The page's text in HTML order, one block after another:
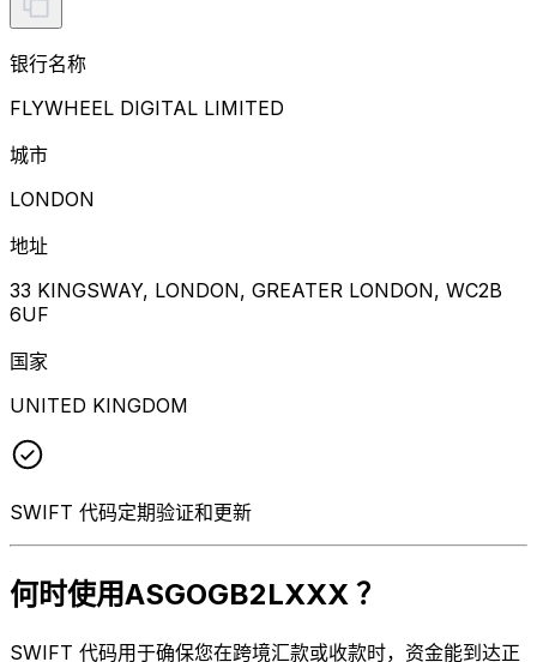
银行名称
FLYWHEEL DIGITAL LIMITED
城市
LONDON
地址
33 KINGSWAY, LONDON, GREATER LONDON, WC2B
6UF
国家
UNITED KINGDOM
SWIFT 代码定期验证和更新
何时使用ASGOGB2LXXX ？
SWIFT 代码用于确保您在跨境汇款或收款时，资金能到达正